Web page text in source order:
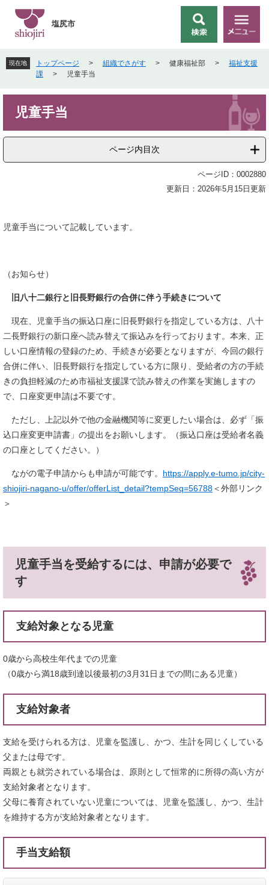
先
頭
す
を
飛
し
文
索
メ
ニ
ー
塩尻市
現在地 トップページ > 組織でさがす > 健康福祉部 >
福祉支援
課
> 児童手当
児童手当
ページ内目次
ページID：0002880
更新日：2026年5月15日更新
児童手当について記載しています。
（お知らせ）
旧八十二銀行と旧長野銀行の合併に伴う手続きについて
現在、児童手当の振込口座に旧長野銀行を指定している方は、八十
二長野銀行の新口座へ読み替えて振込みを行っております。本来、正
しい口座情報の登録のため、手続きが必要となりますが、今回の銀行
合併に伴い、旧長野銀行を指定している方に限り、受給者の方の手続
きの負担軽減のため市福祉支援課で読み替えの作業を実施しますの
で、口座変更申請は不要です。
ただし、上記以外で他の金融機関等に変更したい場合は、必ず「振
込口座変更申請書」の提出をお願いします。（振込口座は受給者名義
の口座としてください。）
ながの電子申請からも申請が可能です。 https://apply.e-tumo.jp/city-
shiojiri-nagano-u/offer/offerList_detail?tempSeq=56788＜外部リンク
＞
児童手当を受給するには、申請が必要で
す
支給対象となる児童
0歳から高校生年代までの児童
（0歳から満18歳到達以後最初の3月31日までの間にある児童）
支給対象者
支給を受けられる方は、児童を監護し、かつ、生計を同じくしている
父または母です。
両親とも就労されている場合は、原則として恒常的に所得の高い方が
支給対象者となります。
父母に養育されていない児童については、児童を監護し、かつ、生計
を維持する方が支給対象者となります。
手当支給額